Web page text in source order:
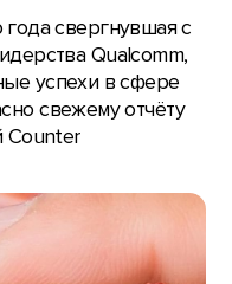
свергнувшая с
Qualcomm,
успехи в сфере
свежему отчёту
Counter